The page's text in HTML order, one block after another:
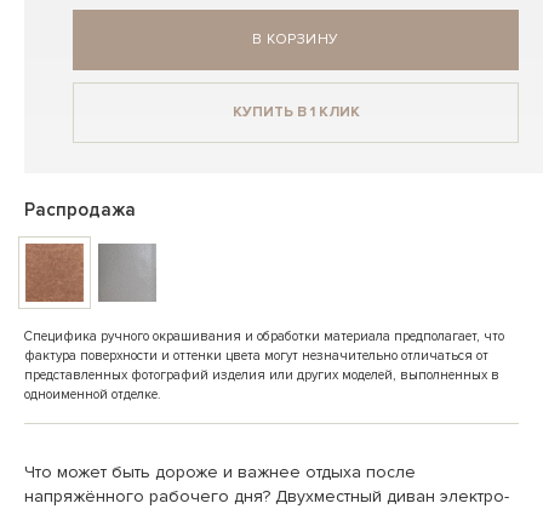
В КОРЗИНУ
КУПИТЬ В 1 КЛИК
Распродажа
Специфика ручного окрашивания и обработки материала предполагает, что
фактура поверхности и оттенки цвета могут незначительно отличаться от
представленных фотографий изделия или других моделей, выполненных в
одноименной отделке.
Что может быть дороже и важнее отдыха после
напряжённого рабочего дня? Двухместный диван электро-